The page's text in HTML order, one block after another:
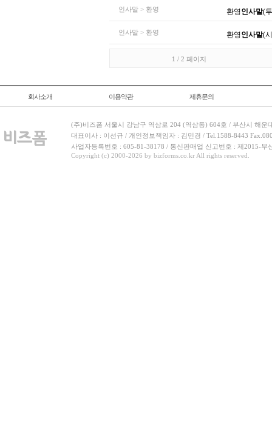
인사말 > 환영 환영인사말(
인사말 > 환영 환영인사말(
1 / 2 페이지
회사소개 이용약관 제휴문의
(주)비즈폼 서울시 강남구 역삼로 204 (역삼동) 604호 / 부산시 해운
대표이사 : 이선규 / 개인정보책임자 : 김민경 / Tel.1588-8443
사업자등록번호 : 605-81-38178 / 통신판매업 신고번호 : 제2015-부
Copyright (c) 2000-2026 by bizforms.co.kr All rights reserved.